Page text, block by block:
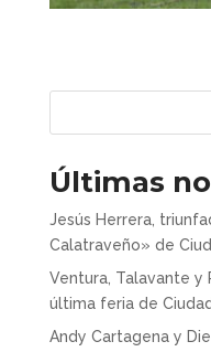
Últimas
Jesús Herrera,
Calatraveño» de
Ventura, Talavante y
última feria de
Andy Cartagena y